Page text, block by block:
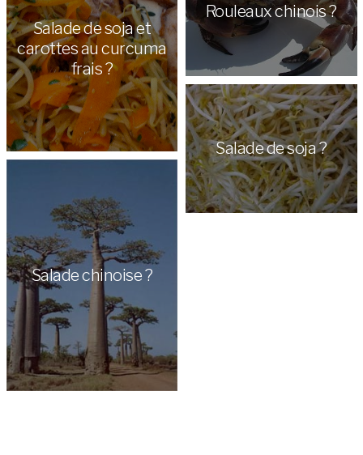
Salade de soja et
carottes au curcuma
frais ?
Rouleaux chinois ?
Salade de soja ?
Salade chinoise ?